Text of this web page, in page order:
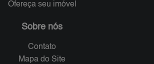
Ofereça seu imóvel
Sobre nós
Contato
Mapa do Site